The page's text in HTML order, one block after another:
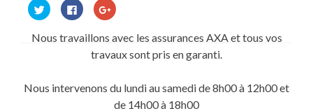
Cliquez
pour
partager
Twitter(ouvre
Cliquez
pour
partager
sur
Facebook(ouvre
dans
une
Cliquez
pour
Google+
dans
fenêtre)
Nous travaillons avec les assurances AXA et tous vos
travaux sont pris en garanti.
Nous intervenons du lundi au samedi de 8h00 à 12h00 et
de 14h00 à 18h00